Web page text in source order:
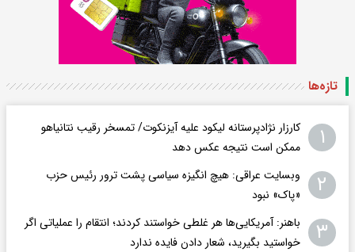
تازه‌ها
۱
کارزار نژادپرستانه لیکود علیه آیزنکوت/ تمسخر رقیب نتانیاهو
ممکن است نتیجه عکس دهد
۲
وبسایت عراقی: هیچ انگیزه سیاسی پشت ترور رئیس حزب
«پاک» نبود
۳
باهنر: آمریکایی‌ها هر غلطی خواستند کردند؛ انتقام را عملیاتی اگر
خواستید بگیرید، شعار دادن فایده ندارد